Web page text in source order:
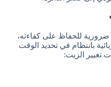
للحفاظ على كفاءته،
بانتظام في تحديد الوقت
تغيير الزيت: